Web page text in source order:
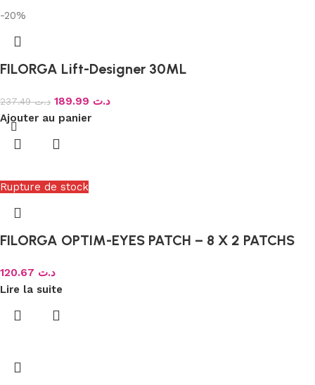
-20%
FILORGA Lift-Designer 30ML
د.ت237.49 د.ت
Ajouter au panier
Rupture de stock
FILORGA OPTIM-EYES PATCH – 8 X 2 PATCHS
د.ت
Lire la suite